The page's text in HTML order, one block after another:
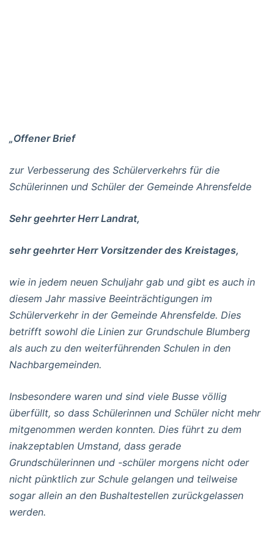
„Offener Brief
zur Verbesserung des Schülerverkehrs für die
Schülerinnen und Schüler der Gemeinde Ahrensfelde
Sehr geehrter Herr Landrat,
sehr geehrter Herr Vorsitzender des Kreistages,
wie in jedem neuen Schuljahr gab und gibt es auch in
diesem Jahr massive Beeinträchtigungen im
Schülerverkehr in der Gemeinde Ahrensfelde. Dies
betrifft sowohl die Linien zur Grundschule Blumberg
als auch zu den weiterführenden Schulen in den
Nachbargemeinden.
Insbesondere waren und sind viele Busse völlig
überfüllt, so dass Schülerinnen und Schüler nicht mehr
mitgenommen werden konnten. Dies führt zu dem
inakzeptablen Umstand, dass gerade
Grundschülerinnen und -schüler morgens nicht oder
nicht pünktlich zur Schule gelangen und teilweise
sogar allein an den Bushaltestellen zurückgelassen
werden.